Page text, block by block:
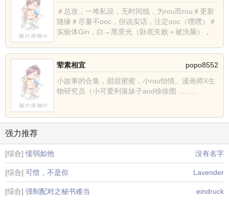
＃总攻，一堆私设，无时间线，为rou而rou＃更新
随缘＃尽量不ooc，但说实话，注定ooc（嘿嘿）＃
实验体Gin，白→黑景光（卧底失败＋被洗脑），
popo8552
荤素相宜
小故事的合集，甜甜蜜蜜，小rou怡情。漫画师X生
物研究员（小可爱利落妹子and徐徐图 .........
强力推荐
[综合] 懦弱如他 没有名字
[综合] 可惜，不是你 Lavender
[综合] 强制配对之秘书难当 eindruck